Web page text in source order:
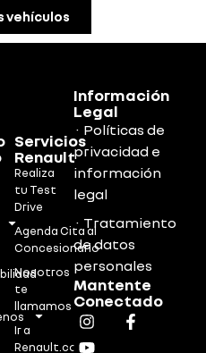
vehículos
Servicios
Renault
Realiza
tu Test
Drive
Agenda Cita al
Concesionario
Nosotros
te
llamamos
Ir a
Renault.co
Información
Legal
· Políticas de
privacidad e
información
legal
· Tratamiento
de datos
personales
Mantente
Conectado